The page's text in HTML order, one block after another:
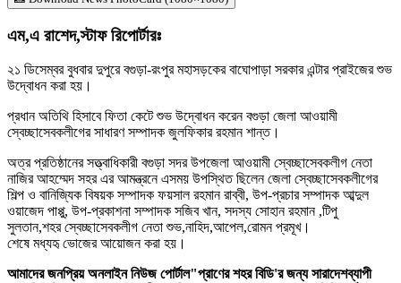
এম,এ রাশেদ,স্টাফ রিপোর্টারঃ
২১ ডিসেম্বর বুধবার দুপুরে বগুড়া-রংপুর মহাসড়কের বাঘোপাড়া সরকার এন্টার প্রাইজের শুভ
উদ্বোধন করা হয়।
প্রধান অতিথি হিসাবে ফিতা কেটে শুভ উদ্বোধন করেন বগুড়া জেলা আওয়ামী
স্বেচ্ছাসেবকলীগের সাধারণ সম্পাদক জুলফিকার রহমান শান্ত।
অত্র প্রতিষ্ঠানের সত্ত্বাধিকারী বগুড়া সদর উপজেলা আওয়ামী স্বেচ্ছাসেবকলীগ নেতা
নাজির আহম্মেদ সহর এর আমন্ত্রনে এসময় উপস্থিত ছিলেন জেলা স্বেচ্ছাসেবকলীগের
শিল্প ও বানিজ্যিক বিষয়ক সম্পাদক ফয়সাল রহমান রাব্বী, উপ-প্রচার সম্পাদক আব্দুল
ওয়াজেদ পাপ্পু, উপ-প্রকাশনা সম্পাদক সজিব খান, সদস্য সোহান রহমান ,টিপু
সুলতান,শহর স্বেচ্ছাসেবকলীগ নেতা শুভ,নাহিদ,আপেল,রোমন প্রমূখ।
শেষে মধ্যহৃ ভোজের আয়োজন করা হয়।
আমাদের জনপ্রিয় অনলাইন নিউজ পোর্টাল"প্রাণের শহর বিডি'র জন্য সারাদেশব্যাপী